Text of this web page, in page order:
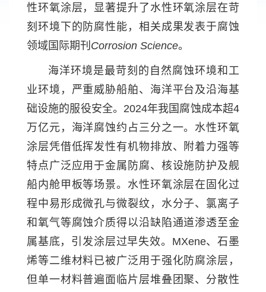
性环氧涂层，显著提升了水性环氧涂层在苛
刻环境下的防腐性能，相关成果发表于腐蚀
领域国际期刊 Corrosion Science。
海洋环境是最苛刻的自然腐蚀环境和工
业环境，严重威胁船舶、海洋平台及沿海基
础设施的服役安全。2024年我国腐蚀成本超4
万亿元，海洋腐蚀约占三分之一。水性环氧
涂层凭借低挥发性有机物排放、附着力强等
特点广泛应用于金属防腐、核设施防护及舰
船内舱甲板等场景。水性环氧涂层在固化过
程中易形成微孔与微裂纹，水分子、氯离子
和氧气等腐蚀介质得以沿缺陷通道渗透至金
属基底，引发涂层过早失效。MXene、石墨
烯等二维材料已被广泛用于强化防腐涂层，
但单一材料普遍面临片层堆叠团聚、分散性